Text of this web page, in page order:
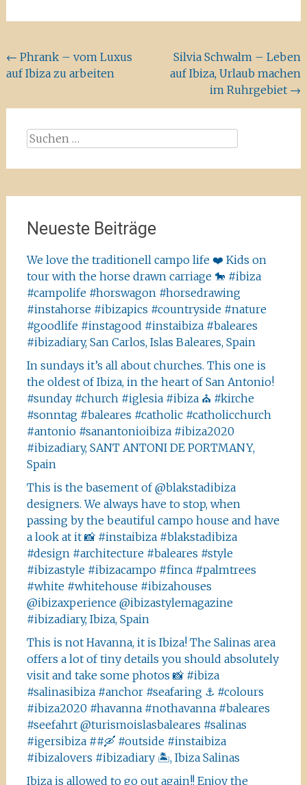
Beitragsnavigation
← Phrank – vom Luxus
auf Ibiza zu arbeiten
Silvia Schwalm – Leben
auf Ibiza, Urlaub machen
im Ruhrgebiet →
Suchen
nach:
Neueste Beiträge
We love the traditionell campo life ❤️ Kids on
tour with the horse drawn carriage 🐎 #ibiza
#campolife #horswagon #horsedrawing
#instahorse #ibizapics #countryside #nature
#goodlife #instagood #instaibiza #baleares
#ibizadiary, San Carlos, Islas Baleares, Spain
In sundays it’s all about churches. This one is
the oldest of Ibiza, in the heart of San Antonio!
#sunday #church #iglesia #ibiza ⛪️ #kirche
#sonntag #baleares #catholic #catholicchurch
#antonio #sanantonioibiza #ibiza2020
#ibizadiary, SANT ANTONI DE PORTMANY,
Spain
This is the basement of @blakstadibiza
designers. We always have to stop, when
passing by the beautiful campo house and have
a look at it 📸 #instaibiza #blakstadibiza
#design #architecture #baleares #style
#ibizastyle #ibizacampo #finca #palmtrees
#white #whitehouse #ibizahouses
@ibizaxperience @ibizastylemagazine
#ibizadiary, Ibiza, Spain
This is not Havanna, it is Ibiza! The Salinas area
offers a lot of tiny details you should absolutely
visit and take some photos 📸 #ibiza
#salinasibiza #anchor #seafaring ⚓️ #colours
#ibiza2020 #havanna #nothavanna #baleares
#seefahrt @turismoislasbaleares #salinas
#igersibiza ##🛶 #outside #instaibiza
#ibizalovers #ibizadiary 🏝, Ibiza Salinas
Ibiza is allowed to go out again!! Enjoy the